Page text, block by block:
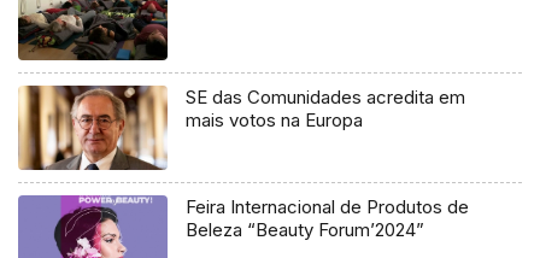
SE das Comunidades acredita em
mais votos na Europa
Feira Internacional de Produtos de
Beleza “Beauty Forum’2024”